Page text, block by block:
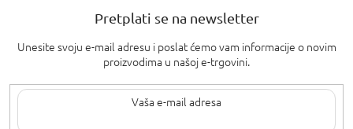
Pretplati se na newsletter
Unesite svoju e-mail adresu i poslat ćemo vam informacije o novim
proizvodima u našoj e-trgovini.